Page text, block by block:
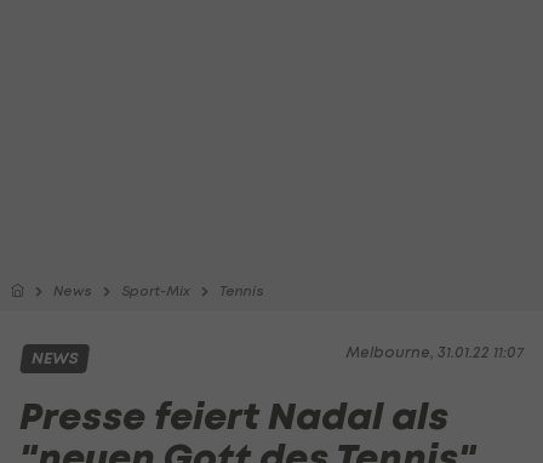
News Sport-Mix Tennis
Melbourne, 31.01.22 11:07
NEWS
Presse feiert Nadal als